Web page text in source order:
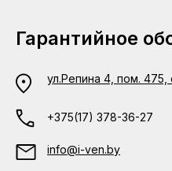
Гарантийное
ул.Репина 4, пом.
+375(17) 378-36-27
info@i-ven.by